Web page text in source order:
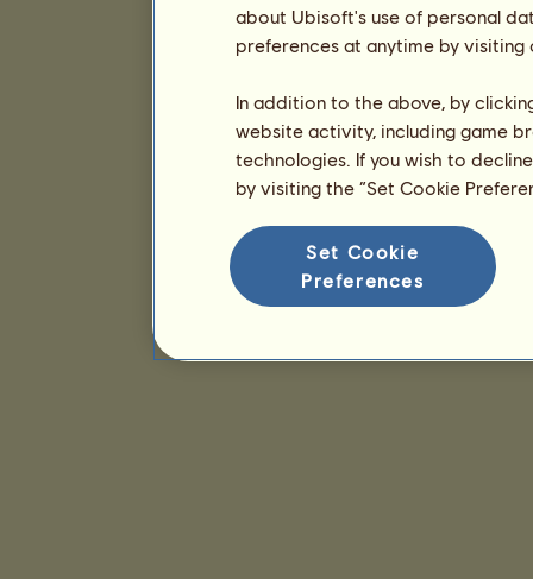
about Ubisoft's use of personal
preferences at anytime by
In addition to the above, by
website activity, including game
technologies. If you wish to
by visiting the “Set Cookie
Set Cookie
Preferences